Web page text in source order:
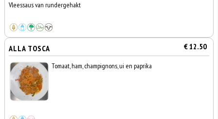
Vleessaus van rundergehakt
ALLA TOSCA € 12.50
Tomaat, ham, champignons, ui en paprika